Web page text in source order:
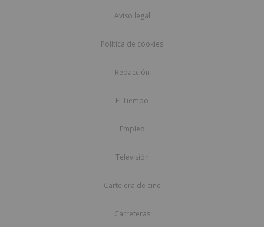
Aviso legal
Política de cookies
Redacción
El Tiempo
Empleo
Televisión
Cartelera de cine
Carreteras